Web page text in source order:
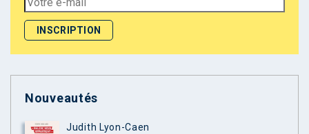
Nouveautés
Judith Lyon-Caen